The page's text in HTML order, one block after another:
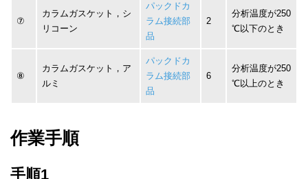
⑦
カラムガスケット，シ
リコーン
パックドカ
ラム接続部
品
2
分析温度が250
℃以下のとき
⑧
カラムガスケット，ア
ルミ
パックドカ
ラム接続部
品
6
分析温度が250
℃以上のとき
作業手順
手順1